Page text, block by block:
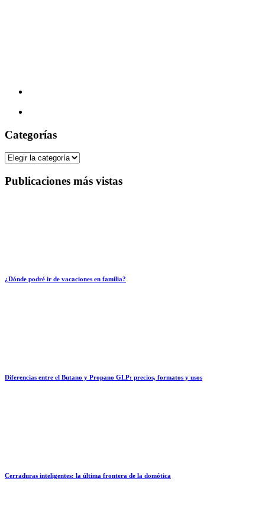
Categorías
Categorías
Publicaciones más vistas
¿Dónde podré ir de vacaciones en familia?
Diferencias entre el Butano y Propano GLP: precios, formatos y usos
Cerraduras inteligentes: la última frontera de la domótica